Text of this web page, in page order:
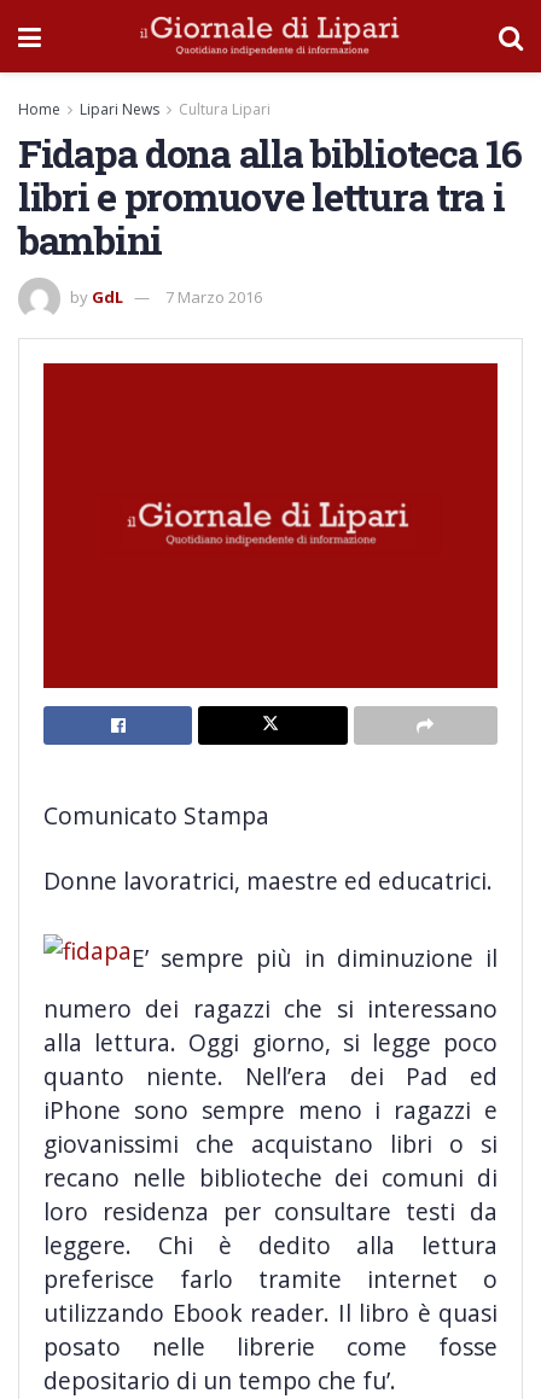
Home Lipari News Cultura Lipari
Fidapa dona alla biblioteca 16
libri e promuove lettura tra i
bambini
by GdL 7 Marzo 2016
Comunicato Stampa
Donne lavoratrici, maestre ed educatrici.
E’ sempre più in diminuzione il
numero dei ragazzi che si interessano
alla lettura. Oggi giorno, si legge poco
quanto niente. Nell’era dei Pad ed
iPhone sono sempre meno i ragazzi e
giovanissimi che acquistano libri o si
recano nelle biblioteche dei comuni di
loro residenza per consultare testi da
leggere. Chi è dedito alla lettura
preferisce farlo tramite internet o
utilizzando Ebook reader. Il libro è quasi
posato nelle librerie come fosse
depositario di un tempo che fu’.